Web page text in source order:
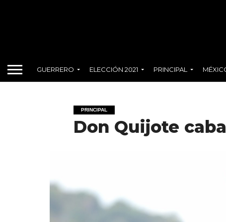
GUERRERO ELECCIÓN 2021 PRINCIPAL
PRINCIPAL
Don Quijote